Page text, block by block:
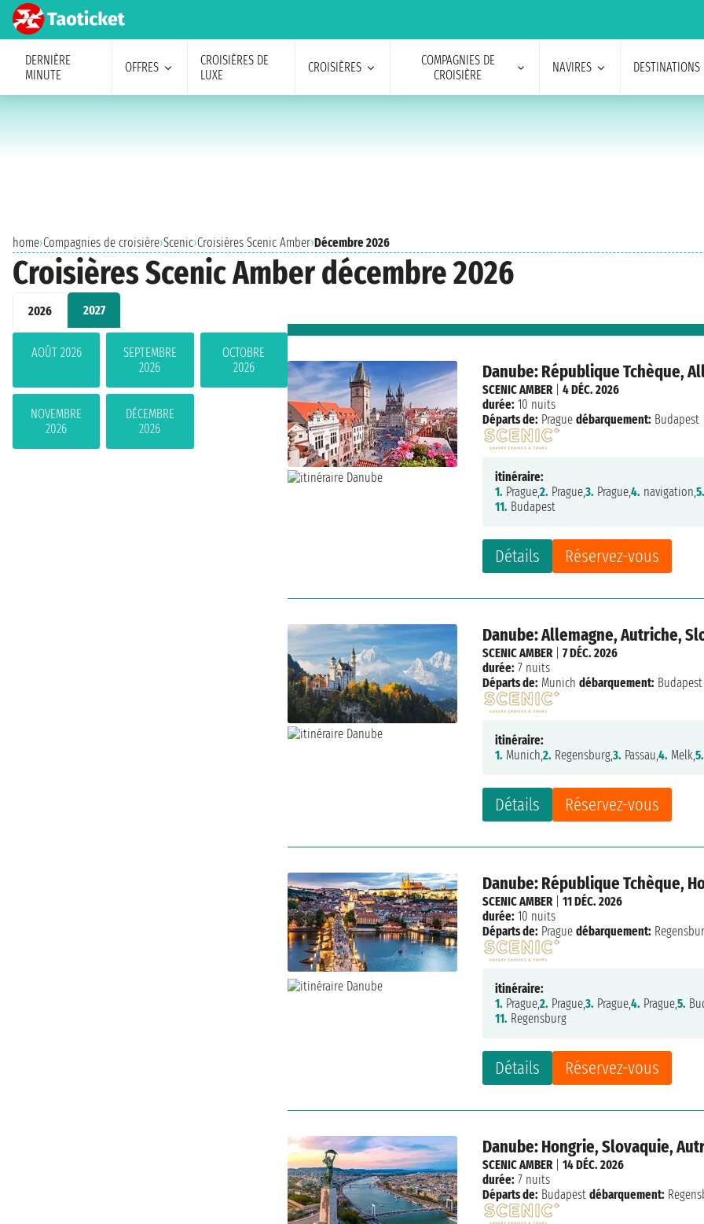
DERNIÈRE
MINUTE
OFFRES
CROISIÈRES DE
LUXE
CROISIÈRES
COMPAGNIES DE
CROISIÈRE
NAVIRES DESTINATIONS
home›Compagnies de croisière›Scenic›Croisières Scenic Amber›Décembre 2026
Croisières Scenic Amber décembre 2026
2026 2027
AOÛT 2026
SEPTEMBRE
2026
OCTOBRE
2026
NOVEMBRE
2026
DÉCEMBRE
2026
Danube: République Tchèque,
Détails Réservez-vous
SCENIC AMBER|4 DÉC. 2026
durée: 10 nuits
Départs de: Prague débarquement: Budapest
itinéraire:
1. Prague,2. Prague,3. Prague,4. navigation,5.
11. Budapest
Danube: Allemagne, Autriche,
Détails Réservez-vous
SCENIC AMBER|7 DÉC. 2026
durée: 7 nuits
Départs de: Munich débarquement: Budapest
itinéraire:
1. Munich,2. Regensburg,3. Passau,4. Melk,5.
Danube: République Tchèque,
Détails Réservez-vous
SCENIC AMBER|11 DÉC. 2026
durée: 10 nuits
Départs de: Prague débarquement:
itinéraire:
1. Prague,2. Prague,3. Prague,4. Prague,5.
11. Regensburg
Danube: Hongrie, Slovaquie,
SCENIC AMBER|14 DÉC. 2026
durée: 7 nuits
Départs de: Budapest débarquement: